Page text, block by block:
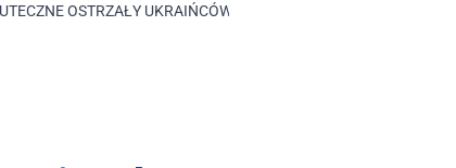
OSTRZAŁY UKRAIŃCÓW ODSTRASZAJĄ NAJEŹDŹCÓW